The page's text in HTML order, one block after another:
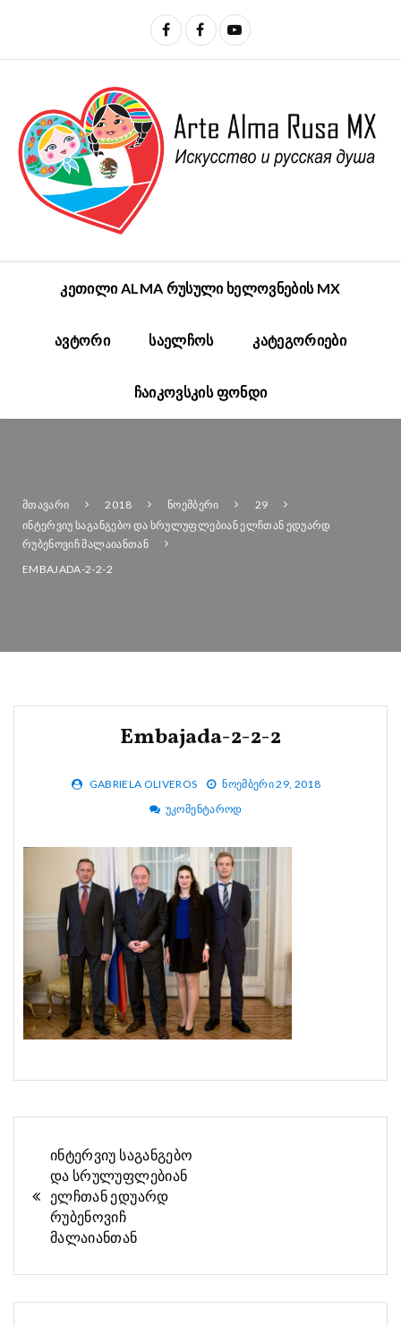
ᲙᲔᲗᲘᲚᲘ ALMA ᲠᲣᲡᲣᲚᲘ ᲮᲔᲚᲝᲕᲜᲔᲑᲘᲡ MX
ᲐᲕᲢᲝᲠᲘ ᲡᲐᲔᲚᲩᲝᲡ ᲙᲐᲢᲔᲒᲝᲠᲘᲔᲑᲘ
ᲩᲐᲘᲙᲝᲕᲡᲙᲘᲡ ᲤᲝᲜᲓᲘ
ᲛᲗᲐᲕᲐᲠᲘ 2018 ᲜᲝᲔᲛᲑᲔᲠᲘ
29
ᲘᲜᲢᲔᲠᲕᲘᲣ ᲡᲐᲒᲐᲜᲒᲔᲑᲝ ᲓᲐ ᲡᲠᲣᲚᲣᲤᲚᲔᲑᲘᲐᲜ ᲔᲚᲩᲗᲐᲜ ᲔᲓᲣᲐᲠᲓ
ᲠᲣᲑᲔᲜᲝᲕᲘᲩ ᲛᲐᲚᲐᲘᲐᲜᲗᲐᲜ
EMBAJADA-2-2-2
Embajada-2-2-2
GABRIELA OLIVEROS
ᲜᲝᲔᲛᲑᲔᲠᲘ 29, 2018
ᲣᲙᲝᲛᲔᲜᲢᲐᲠᲝᲓ
ნავიგაციის
პოსტი
ინტერვიუ საგანგებო
და სრულუფლებიან
ელჩთან ედუარდ
რუბენოვიჩ
მალაიანთან